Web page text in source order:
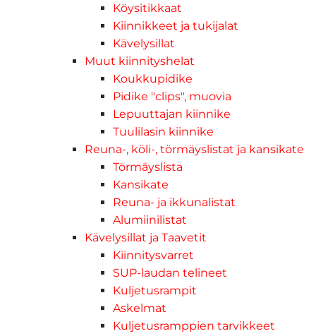
Köysitikkaat
Kiinnikkeet ja tukijalat
Kävelysillat
Muut kiinnityshelat
Koukkupidike
Pidike "clips", muovia
Lepuuttajan kiinnike
Tuulilasin kiinnike
Reuna-, köli-, törmäyslistat ja kansikate
Törmäyslista
Kansikate
Reuna- ja ikkunalistat
Alumiinilistat
Kävelysillat ja Taavetit
Kiinnitysvarret
SUP-laudan telineet
Kuljetusrampit
Askelmat
Kuljetusramppien tarvikkeet